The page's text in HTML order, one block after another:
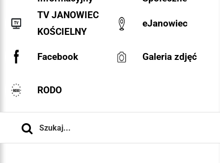
TV JANOWIEC
KOŚCIELNY
eJanowiec
Facebook Galeria zdjęć
RODO